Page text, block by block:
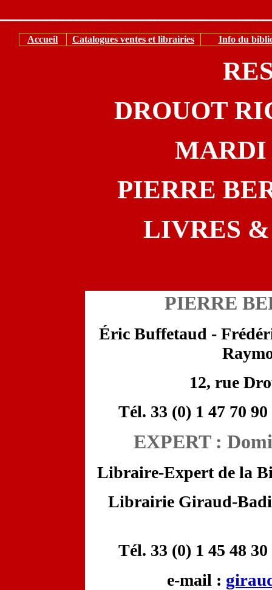
Accueil Catalogues ventes et librairies Info du
DROUOT
MARDI
PIERRE
LIVRES
PIERRE
Éric Buffetaud -
12, rue
Tél. 33 (0) 1 47 70
EXPERT :
Libraire-Expert de la
Librairie Giraud-
Tél. 33 (0) 1 45 48
e-mail :